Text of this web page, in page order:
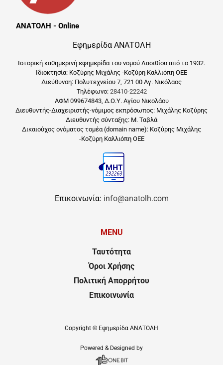
ΑΝΑΤΟΛΗ - Online
Εφημερίδα ΑΝΑΤΟΛΗ
Ιστορική καθημερινή εφημερίδα του νομού Λασιθίου από το 1932.
Ιδιοκτησία: Κοζύρης Μιχάλης -Κοζύρη Καλλιόπη ΟΕΕ
Διεύθυνση: Πολυτεχνείου 7, 721 00 Αγ. Νικόλαος
Τηλέφωνο: 28410-22242
ΑΦΜ 099674843, Δ.Ο.Υ. Αγίου Νικολάου
Διευθυντής-Διαχειριστής-νόμιμος εκπρόσωπος: Μιχάλης Κοζύρης
Διευθυντής σύνταξης: Μ. Ταβλά
Δικαιούχος ονόματος τομέα (domain name): Κοζύρης Μιχάλης
-Κοζύρη Καλλιόπη ΟΕΕ
Επικοινωνία: info@anatolh.com
MENU
Ταυτότητα
Όροι Χρήσης
Πολιτική Απορρήτου
Επικοινωνία
Copyright © Εφημερίδα ΑΝΑΤΟΛΗ
Powered & Designed by